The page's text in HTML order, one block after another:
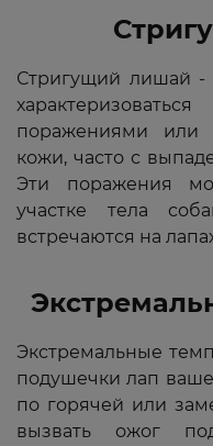
Стригущий лишай -
поражениями или
кожи, часто с
Эти поражения
участке тела
встречаются на
Экстремальные
подушечки лап
по горячей или
вызвать ожог